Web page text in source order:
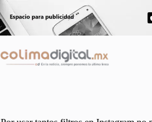
Saltar
al
contenido